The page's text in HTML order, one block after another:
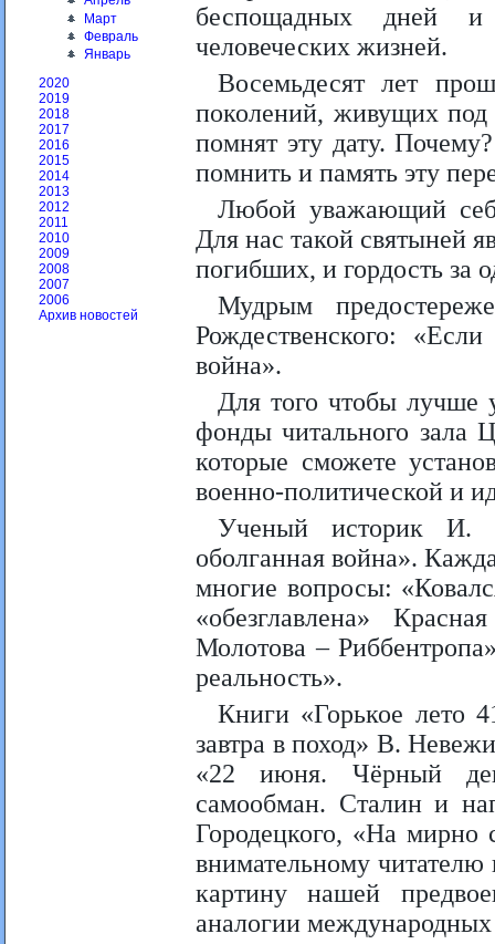
Март
Февраль
Январь
2020
2019
2018
2017
2016
2015
2014
2013
2012
2011
2010
2009
2008
2007
2006
Архив новостей
беспощадных дней и
человеческих жизней.
Восемьдесят лет
поколений, живущих
помнят эту дату.
помнить и память эту
Любой уважающий
Для нас такой святыней
погибших, и гордость за
Мудрым
Рождественского:
война».
Для того чтобы лучше
фонды читального зала
которые сможете
военно-политической и
Ученый историк И.
оболганная война».
многие вопросы:
«обезглавлена»
Молотова –
реальность».
Книги «Горькое лето
завтра в поход» В.
«22 июня. Чёрный
самообман. Сталин и
Городецкого, «На
внимательному
картину нашей
аналогии